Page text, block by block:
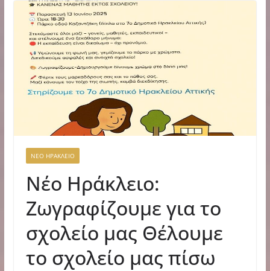
ΝΕΟ ΗΡΑΚΛΕΙΟ
Νέο Ηράκλειο:
Ζωγραφίζουμε για το
σχολείο μας Θέλουμε
το σχολείο μας πίσω